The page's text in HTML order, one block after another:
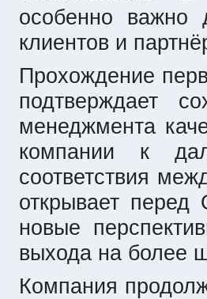
особенно важно
клиентов и
Прохождение
подтверждает
менеджмента
компании к
соответствия
открывает
новые
выхода на более
Компания